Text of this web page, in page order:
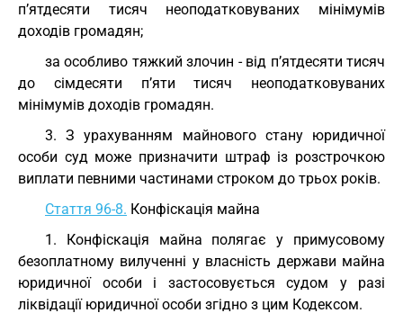
п’ятдесяти тисяч неоподатковуваних мінімумів
доходів громадян;
за особливо тяжкий злочин - від п’ятдесяти тисяч
до сімдесяти п’яти тисяч неоподатковуваних
мінімумів доходів громадян.
3. З урахуванням майнового стану юридичної
особи суд може призначити штраф із розстрочкою
виплати певними частинами строком до трьох років.
Стаття 96-8. Конфіскація майна
1. Конфіскація майна полягає у примусовому
безоплатному вилученні у власність держави майна
юридичної особи і застосовується судом у разі
ліквідації юридичної особи згідно з цим Кодексом.